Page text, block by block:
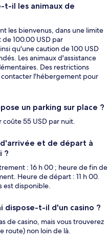
t-il les animaux de
les bienvenus, dans une limite
100.00 USD par
qu'une caution de 100 USD
Les animaux d'assistance
Des restrictions
l'hébergement pour
un parking sur place ?
55 USD par nuit.
et de départ à
?
: 16 h 00 ; heure de fin de
Heure de départ : 11 h 00.
est disponible.
dispose-t-il d'un casino ?
de casino, mais vous trouverez
route) non loin de là.